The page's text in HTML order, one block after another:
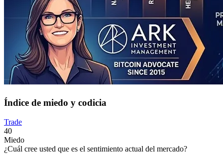
Índice de miedo y codicia
Trade
40
Miedo
¿Cuál cree usted que es el sentimiento actual del mercado?